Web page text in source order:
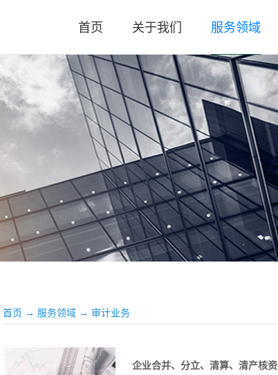
首页 关于我们
公司简介
公司荣誉
执业资质
公司文化
服务领域
审计业务
涉税业务
咨询服务
评估业务
首页 → 服务领域 → 审计业务
企业合并、分立、清算、清产核资